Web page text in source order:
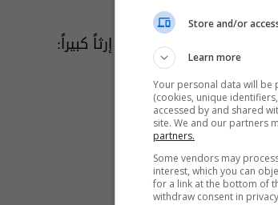
الأسطورةالراحل
Store and/or
Learn more
Your personal data will
(cookies, unique
accessed by and shared
site. We and our partners
partners.
Some vendors may
interest, which you can
for a link at the bottom of
withdraw consent in